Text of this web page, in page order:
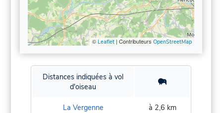
© Leaflet| Contributeurs OpenStreetMap
Distances indiquées à vol
d'oiseau
La Vergenne à 2,6 km